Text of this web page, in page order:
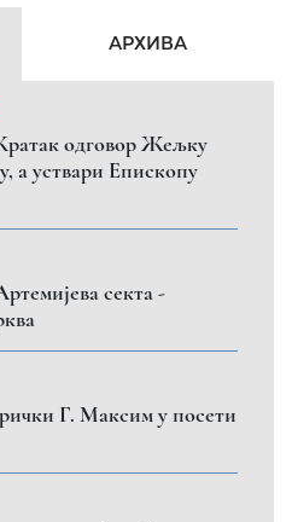
Долу и апелује на
сигурност за све
о манастиру
Призрена